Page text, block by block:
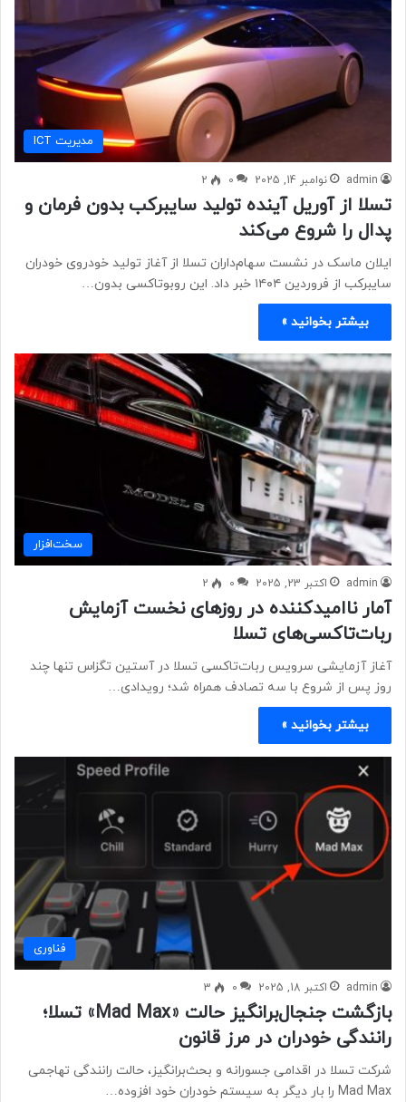
مديريت ICT
admin نوامبر 14, 2025 0
2
تسلا از آوریل آینده تولید سایبرکب بدون فرمان و
پدال را شروع می‌کند
ایلان ماسک در نشست سهام‌داران تسلا از آغاز تولید خودروی خودران
سایبرکب از فروردین ۱۴۰۴ خبر داد. این روبوتاکسی بدون…
بیشتر بخوانید »
سخت‌افزار
admin اکتبر 23, 2025 0
2
آمار ناامیدکننده در روزهای نخست آزمایش
ربات‌تاکسی‌های تسلا
آغاز آزمایشی سرویس ربات‌تاکسی تسلا در آستین تگزاس تنها چند
روز پس از شروع با سه تصادف همراه شد؛ رویدادی…
بیشتر بخوانید »
فناوری
admin اکتبر 18, 2025 0
3
بازگشت جنجال‌برانگیز حالت «Mad Max» تسلا؛
رانندگی خودران در مرز قانون
شرکت تسلا در اقدامی جسورانه و بحث‌برانگیز، حالت رانندگی تهاجمی
Mad Max را بار دیگر به سیستم خودران خود افزوده…